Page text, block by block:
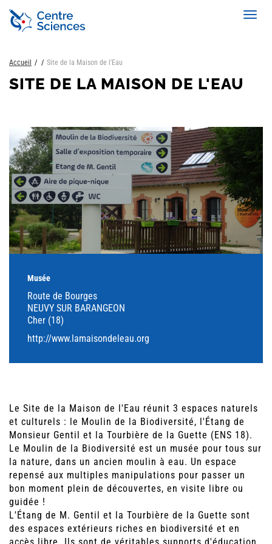
Aller
contenu
Accueil Site de la Maison de l'Eau
SITE DE LA MAISON DE L'EAU
Musée
Route de Bourges
NEUVY SUR BARANGEON
Cher (18)
http://www.lamaisondeleau.org
Le Site de la Maison de l'Eau réunit 3 espaces naturels
et culturels : le Moulin de la Biodiversité, l'Étang de
Monsieur Gentil et la Tourbière de la Guette (ENS 18).
Le Moulin de la Biodiversité est un musée pour tous sur
la nature, dans un ancien moulin à eau. Un espace
repensé aux multiples manipulations pour passer un
bon moment plein de découvertes, en visite libre ou
guidée !
L'Étang de M. Gentil et la Tourbière de la Guette sont
des espaces extérieurs riches en biodiversité et en